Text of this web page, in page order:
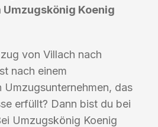
Koenig
von Villach nach
nach einem
das
erfüllt? Dann bist du bei
Umzugskönig Koenig